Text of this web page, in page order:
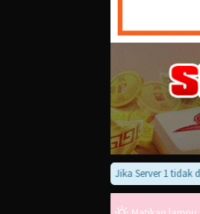
Jika Server 1 tidak dapat